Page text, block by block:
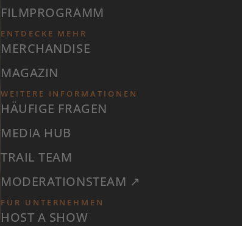
FILMPROGRAMM
ENTDECKE MEHR
MERCHANDISE
MAGAZIN
WEITERE INFORMATIONEN
HÄUFIGE FRAGEN
MEDIA HUB
TRAIL TEAM
MODERATIONSTEAM ↗
FÜR UNTERNEHMEN
HOST A SHOW